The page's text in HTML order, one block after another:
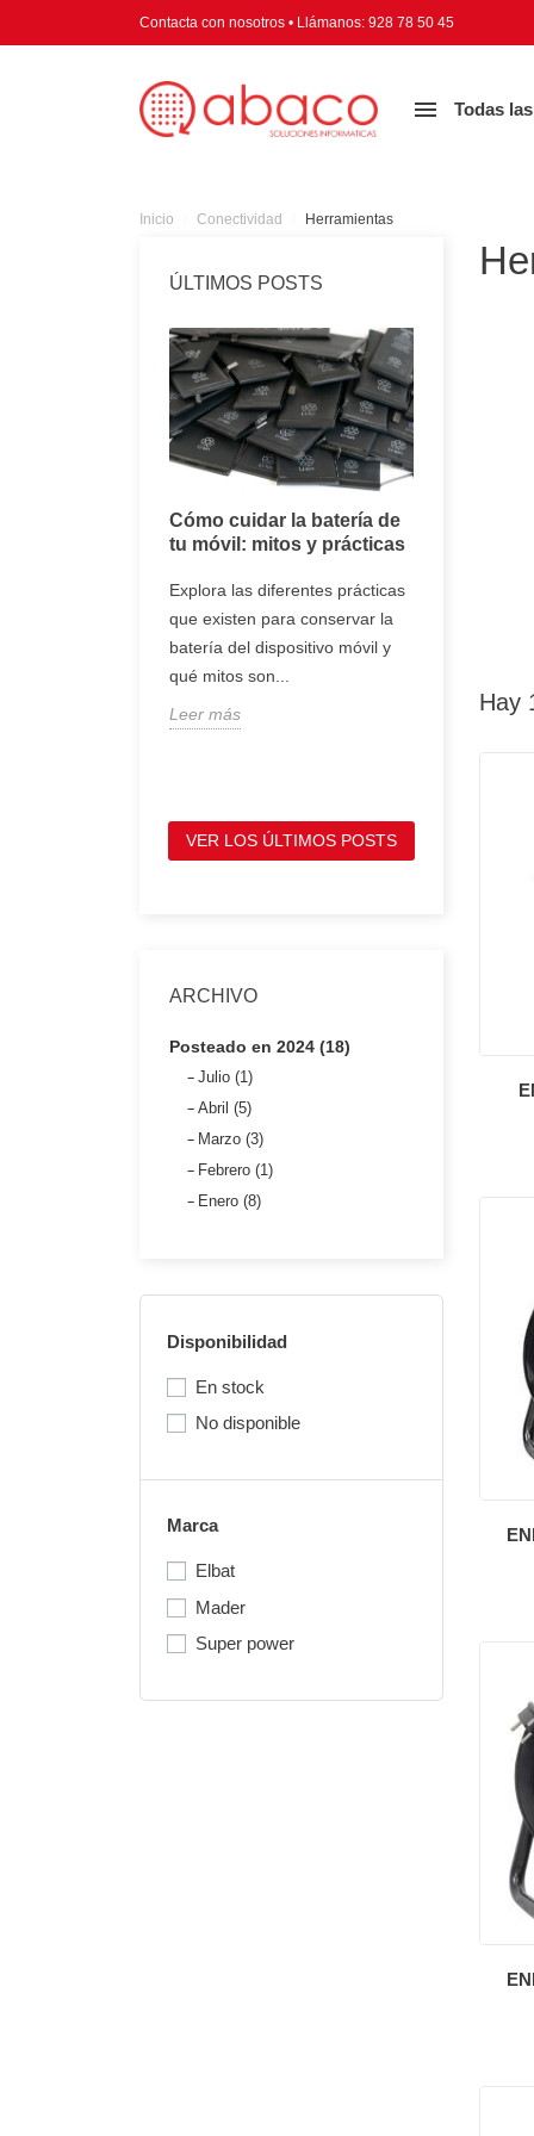
Contacta con nosotros • Llámanos: 928 78 50 45
 Todas
Inicio Conectividad Herramientas
ÚLTIMOS POSTS
Cómo cuidar la batería de
tu móvil: mitos y prácticas
Explora las diferentes prácticas
que existen para conservar la
batería del dispositivo móvil y
qué mitos son...
Leer más
antes de
VER LOS ÚLTIMOS POSTS
ARCHIVO
Posteado en 2024 (18)
Julio (1)
Abril (5)
Marzo (3)
Febrero (1)
Enero (8)
Disponibilidad
En stock
No disponible
Marca
Elbat
Mader
Super power
Hay